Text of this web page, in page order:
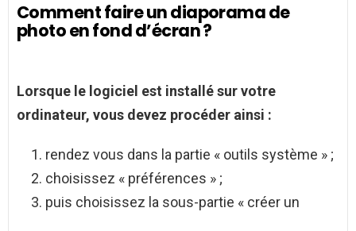
Comment faire un diaporama de
photo en fond d’écran ?
Lorsque le logiciel est installé sur votre
ordinateur, vous devez procéder ainsi :
rendez vous dans la partie « outils système » ;
choisissez « préférences » ;
puis choisissez la sous-partie « créer un